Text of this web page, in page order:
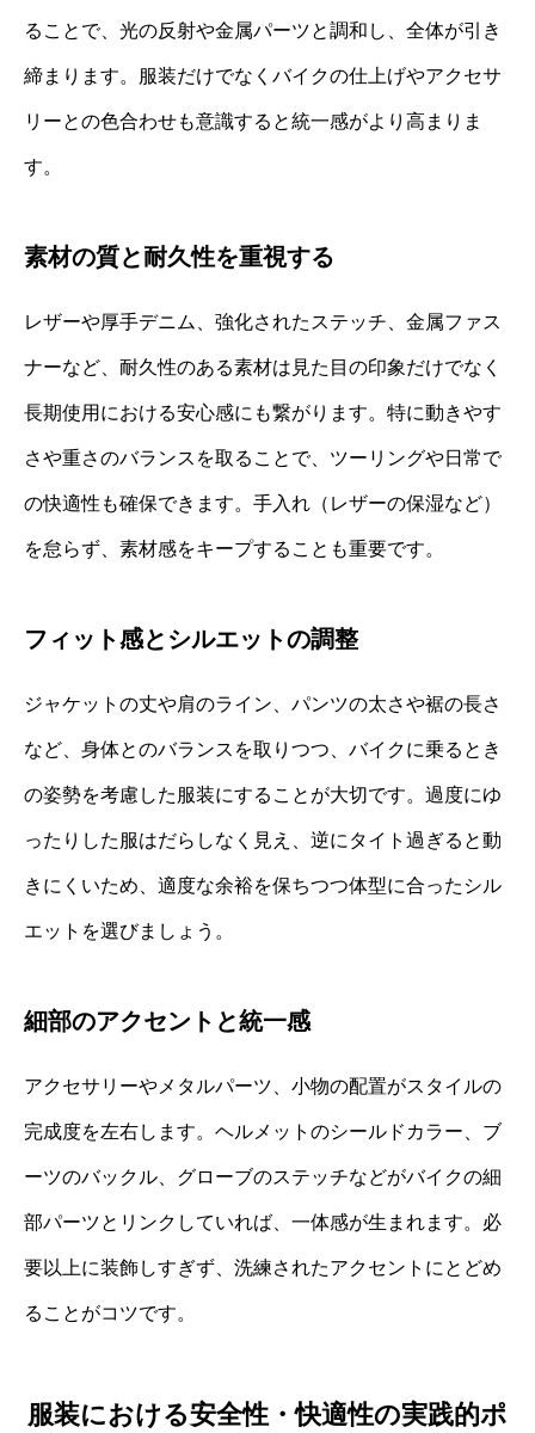
ることで、光の反射や金属パーツと調和し、全体が引き
締まります。服装だけでなくバイクの仕上げやアクセサ
リーとの色合わせも意識すると統一感がより高まりま
す。
素材の質と耐久性を重視する
レザーや厚手デニム、強化されたステッチ、金属ファス
ナーなど、耐久性のある素材は見た目の印象だけでなく
長期使用における安心感にも繋がります。特に動きやす
さや重さのバランスを取ることで、ツーリングや日常で
の快適性も確保できます。手入れ（レザーの保湿など）
を怠らず、素材感をキープすることも重要です。
フィット感とシルエットの調整
ジャケットの丈や肩のライン、パンツの太さや裾の長さ
など、身体とのバランスを取りつつ、バイクに乗るとき
の姿勢を考慮した服装にすることが大切です。過度にゆ
ったりした服はだらしなく見え、逆にタイト過ぎると動
きにくいため、適度な余裕を保ちつつ体型に合ったシル
エットを選びましょう。
細部のアクセントと統一感
アクセサリーやメタルパーツ、小物の配置がスタイルの
完成度を左右します。ヘルメットのシールドカラー、ブ
ーツのバックル、グローブのステッチなどがバイクの細
部パーツとリンクしていれば、一体感が生まれます。必
要以上に装飾しすぎず、洗練されたアクセントにとどめ
ることがコツです。
服装における安全性・快適性の実践的ポ